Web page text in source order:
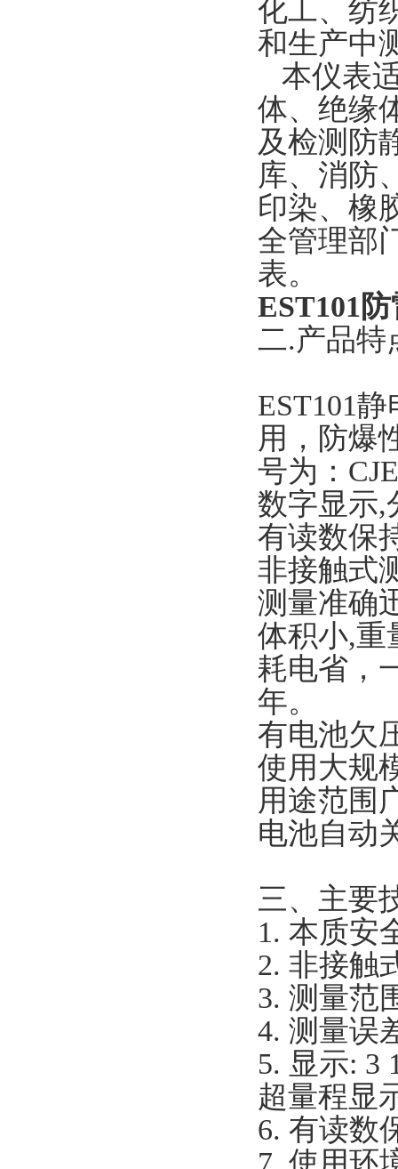
化工、纺
和生产中
本仪表
体、绝缘
及检测防
库、消防
印染、橡
全管理部
表。
EST101
二.产品特
EST101
用，防爆
号为：
数字显示,
有读数保
非接触式
测量准确
体积小,重
耗电省，
年。
有电池欠
使用大规
用途范围
电池自动
三、主要
1. 本质安
2. 非接触
3. 测量范
4. 测量误
5. 显示: 3
超量程显
6. 有读数
7. 使用环